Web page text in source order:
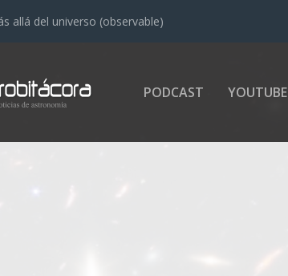
allá del universo (observable)
PODCAST YOUTUBE